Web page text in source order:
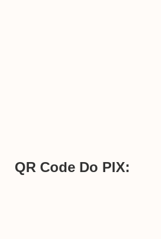
QR Code Do PIX: